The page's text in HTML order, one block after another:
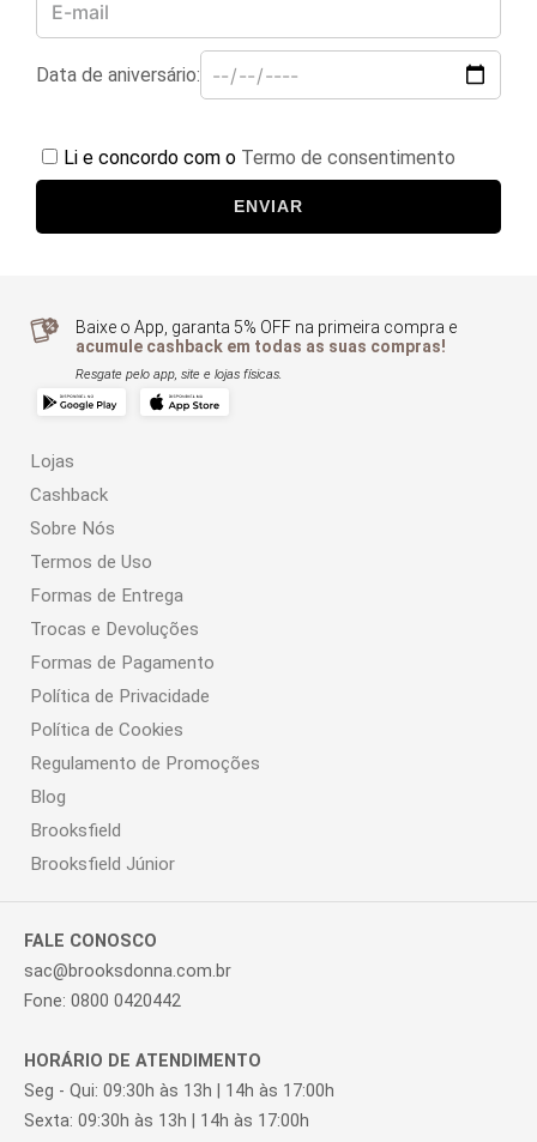
Data de aniversário:
Li e concordo com o Termo de consentimento
ENVIAR
Baixe o App, garanta 5% OFF na primeira compra e
acumule cashback em todas as suas compras!
Resgate pelo app, site e lojas físicas.
Lojas
Cashback
Sobre Nós
Termos de Uso
Formas de Entrega
Trocas e Devoluções
Formas de Pagamento
Política de Privacidade
Política de Cookies
Regulamento de Promoções
Blog
Brooksfield
Brooksfield Júnior
FALE CONOSCO
sac@brooksdonna.com.br
Fone: 0800 0420442
HORÁRIO DE ATENDIMENTO
Seg - Qui: 09:30h às 13h | 14h às 17:00h
Sexta: 09:30h às 13h | 14h às 17:00h